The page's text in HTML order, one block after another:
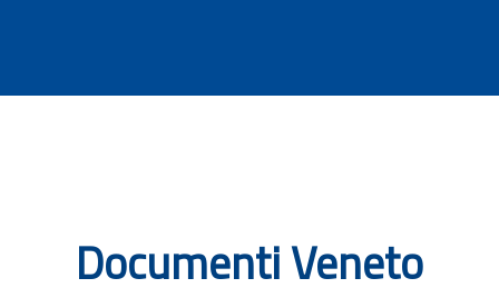
Documenti Veneto